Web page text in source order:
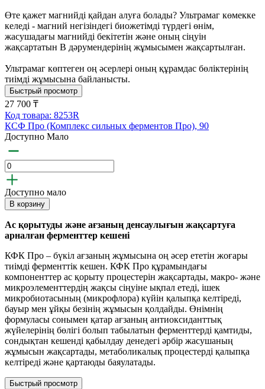
Өте қажет магнийді қайдан алуға болады? Ультрамаг көмекке
келеді - магний негізіндегі биожетімді түрдегі өнім,
жасушадағы магнийді бекітетін және оның сіңуін
жақсартатын В дәрумендерінің жұмысымен жақсартылған.
Ультрамаг көптеген оң әсерлері оның құрамдас бөліктерінің
тиімді жұмысына байланысты.
Быстрый просмотр
27 700 ₸
Код товара: 8253R
КСФ Про (Комплекс сильных ферментов Про), 90
Доступно Мало
Доступно мало
В корзину
Ас қорытуды және ағзаның денсаулығын жақсартуға
арналған ферменттер кешені
КФК Про – бүкіл ағзаның жұмысына оң әсер ететін жоғары
тиімді ферменттік кешен. КФК Про құрамындағы
компоненттер ас қорыту процестерін жақсартады, макро- және
микроэлементтердің жақсы сіңуіне ықпал етеді, ішек
микробиотасының (микрофлора) күйін қалыпқа келтіреді,
бауыр мен ұйқы безінің жұмысын қолдайды. Өнімнің
формуласы сонымен қатар ағзаның антиоксиданттық
жүйелерінің бөлігі болып табылатын ферменттерді қамтиды,
сондықтан кешенді қабылдау денедегі әрбір жасушаның
жұмысын жақсартады, метаболикалық процестерді қалыпқа
келтіреді және қартаюды баяулатады.
Быстрый просмотр